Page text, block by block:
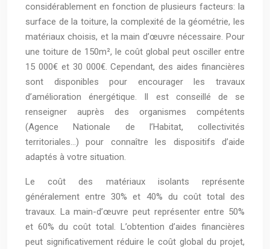
considérablement en fonction de plusieurs facteurs: la
surface de la toiture, la complexité de la géométrie, les
matériaux choisis, et la main d’œuvre nécessaire. Pour
une toiture de 150m², le coût global peut osciller entre
15 000€ et 30 000€. Cependant, des aides financières
sont disponibles pour encourager les travaux
d’amélioration énergétique. Il est conseillé de se
renseigner auprès des organismes compétents
(Agence Nationale de l’Habitat, collectivités
territoriales…) pour connaître les dispositifs d’aide
adaptés à votre situation.
Le coût des matériaux isolants représente
généralement entre 30% et 40% du coût total des
travaux. La main-d’œuvre peut représenter entre 50%
et 60% du coût total. L’obtention d’aides financières
peut significativement réduire le coût global du projet,